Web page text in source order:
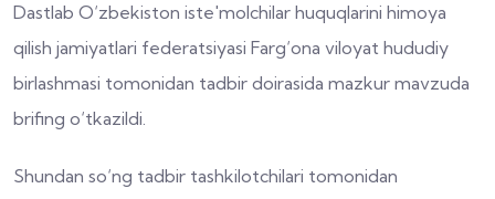
Dastlab O‘zbekiston iste'molchilar huquqlarini himoya
qilish jamiyatlari federatsiyasi Farg‘ona viloyat hududiy
birlashmasi tomonidan tadbir doirasida mazkur mavzuda
brifing o‘tkazildi.
Shundan so‘ng tadbir tashkilotchilari tomonidan